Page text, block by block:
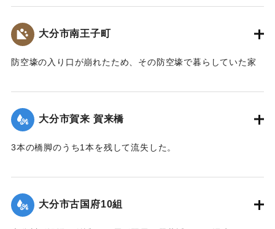
｜固有コード:
大分市南王子町
防空壕の入り口が崩れたため、その防空壕で暮らしていた家
た。
【出典：大分合同新聞 1957年9月8日朝刊3面】
｜固有コード: 00635023
大分市賀来 賀来橋
3本の橋脚のうち1本を残して流失した。
｜固有コード: 00635024
大分市古国府10組